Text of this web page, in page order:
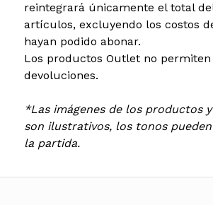
reintegrará únicamente el total
artículos, excluyendo los costos
hayan podido abonar.
Los productos Outlet no
devoluciones.
*Las imágenes de los productos
son ilustrativos, los tonos
la partida.